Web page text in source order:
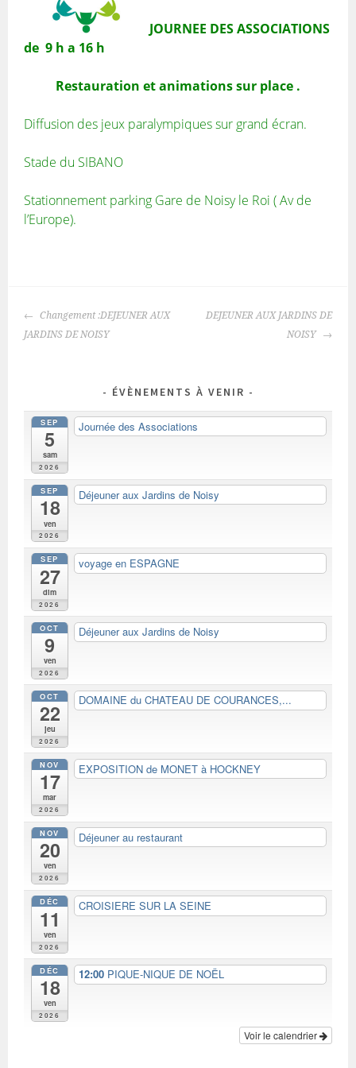
JOURNEE DES ASSOCIATIONS
de 9 h a 16 h
Restauration et animations sur place .
Diffusion des jeux paralympiques sur grand écran.
Stade du SIBANO
Stationnement parking Gare de Noisy le Roi ( Av de
l’Europe).
NAVIGATION
DES
Changement :DEJEUNER AUX
JARDINS DE NOISY
DEJEUNER AUX JARDINS DE
NOISY
ÉVÈNEMENTS À VENIR
SEP
5
sam
2026
Journée des Associations
SEP
18
ven
2026
Déjeuner aux Jardins de Noisy
SEP
27
dim
2026
voyage en ESPAGNE
OCT
9
ven
2026
Déjeuner aux Jardins de Noisy
OCT
22
jeu
2026
DOMAINE du CHATEAU DE COURANCES,...
NOV
17
mar
2026
EXPOSITION de MONET à HOCKNEY
NOV
20
ven
2026
Déjeuner au restaurant
DÉC
11
ven
2026
CROISIERE SUR LA SEINE
DÉC
18
ven
2026
12:00 PIQUE-NIQUE DE NOËL
Voir le calendrier